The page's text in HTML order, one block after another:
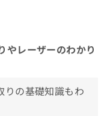
やレーザーのわかり
りの基礎知識もわ